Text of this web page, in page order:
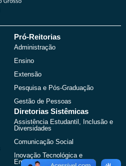
Pró-Reitorias
Administração
Ensino
Extensão
Pesquisa e Pós-Graduação
Gestão de Pessoas
Diretorias Sistêmicas
Assistência Estudantil, Inclusão e
Diversidades
Comunicação Social
Inovação Tecnológica e
Empreendedorismo